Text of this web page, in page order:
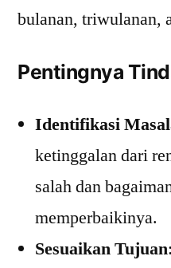
bulanan, triwulanan,
Pentingnya
Identifikasi
ketinggalan dari
salah dan
memperbaikinya.
Sesuaikan Tujuan